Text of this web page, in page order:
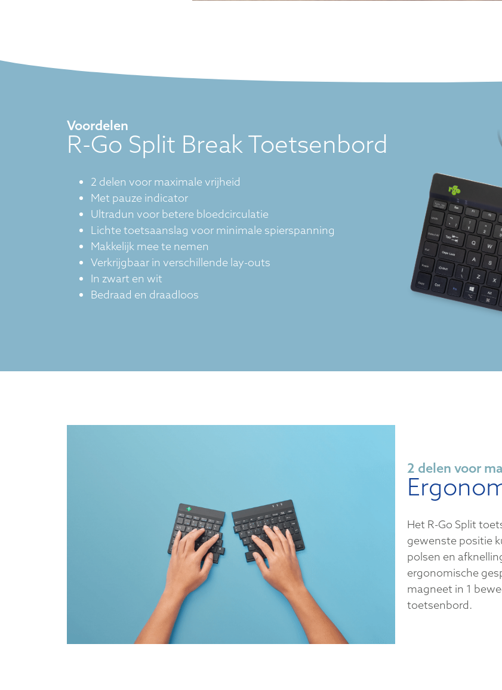
Voordelen
R-Go Split Break Toetsenbord
2 delen voor maximale vrijheid
Met pauze indicator
Ultradun voor betere bloedcirculatie
Lichte toetsaanslag voor minimale spierspanning
Makkelijk mee te nemen
Verkrijgbaar in verschillende lay-outs
In zwart en wit
Bedraad en draadloos
2 delen voor
Het R-Go Split
gewenste positie
polsen en
ergonomische
magneet in 1
toetsenbord.